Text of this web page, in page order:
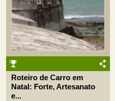
Roteiro de Carro em
Natal: Forte, Artesanato
e...